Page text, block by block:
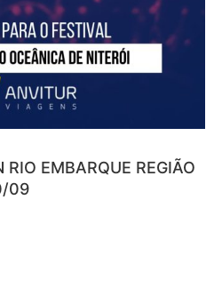
EMBARQUE REGIÃO
09